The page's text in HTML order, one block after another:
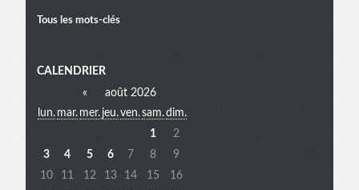
Tous les mots-clés
Menu
extra
CALENDRIER
«
août 2026
lun. mar. mer. jeu.ven.sam.dim.
1
2
3
4 5 6 7 8
9
10
11 12 13 14 15
16